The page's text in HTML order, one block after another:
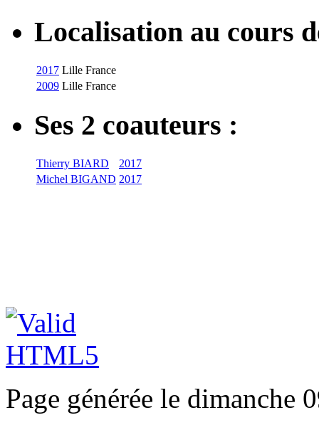
Localisation au cours
2017 Lille France
2009 Lille France
Ses 2 coauteurs :
Thierry BIARD
2017
Michel BIGAND 2017
Page générée le dimanche